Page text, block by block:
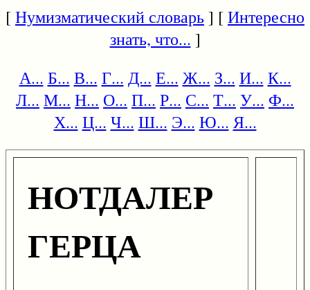
[Нумизматический словарь] [Интересно
знать, что... ]
А... Б... В... Г... Д... Е... Ж... З... И... К...
Л... М... Н... О... П... Р... С... Т... У... Ф...
Х... Ц... Ч... Ш... Э... Ю... Я...
НОТДАЛЕР
ГЕРЦА